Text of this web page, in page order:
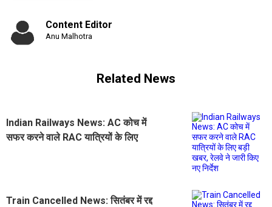
Content Editor
Anu Malhotra
Related News
Indian Railways News: AC कोच में
सफर करने वाले RAC यात्रियों के लिए
Train Cancelled News: सितंबर में रद्द